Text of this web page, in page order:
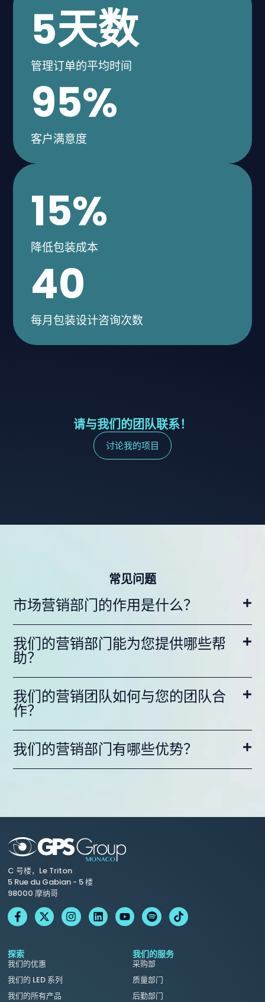
管理订单的平均时间
5天数
客户满意度
95%
降低包装成本
15%
每月包装设计咨询次数
40
请与我们的团队联系！
讨论我的项目
常见问题
市场营销部门的作用是什么？
我们的营销部门能为您提供哪些帮
助？
我们的营销团队如何与您的团队合
作？
我们的营销部门有哪些优势？
C 号楼，Le Triton
5 Rue du Gabian - 5 楼
98000 摩纳哥
探索
我们的优惠
我们的 LED 系列
我们的所有产品
我们的服务
采购部
质量部门
后勤部门